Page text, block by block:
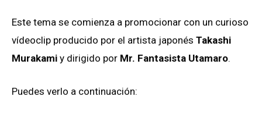
Este tema se comienza a promocionar con un curioso
vídeoclip producido por el artista japonés Takashi
Murakami y dirigido por Mr. Fantasista Utamaro.
Puedes verlo a continuación: